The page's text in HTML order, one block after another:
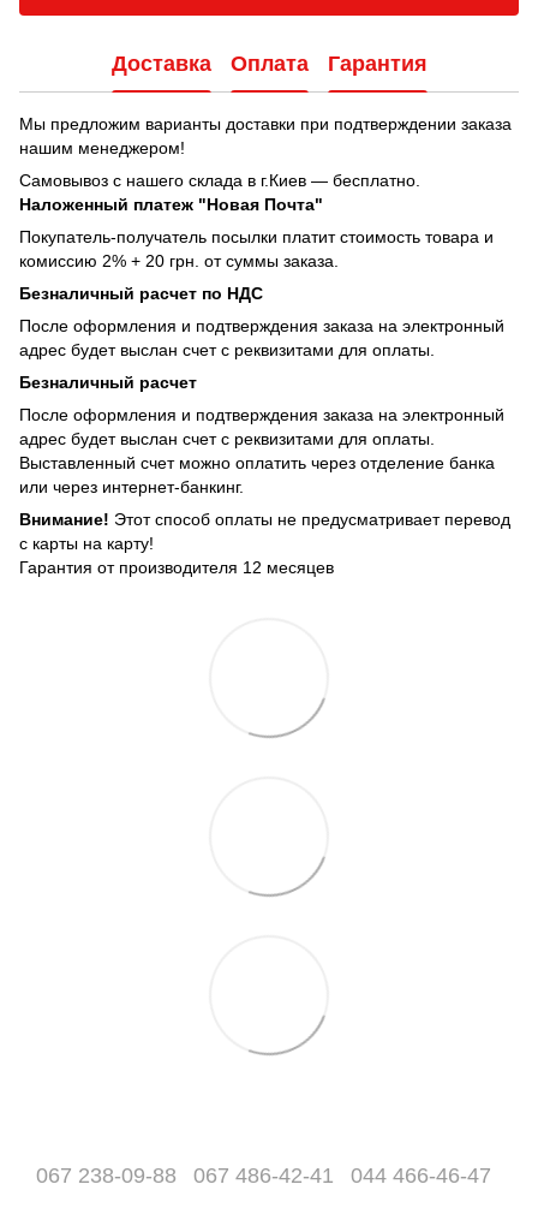
Доставка Оплата Гарантия
Мы предложим варианты доставки при подтверждении заказа
нашим менеджером!
Самовывоз с нашего склада в г.Киев — бесплатно.
Наложенный платеж "Новая Почта"
Покупатель-получатель посылки платит стоимость товара и
комиссию 2% + 20 грн. от суммы заказа.
Безналичный расчет по НДС
После оформления и подтверждения заказа на электронный
адрес будет выслан счет с реквизитами для оплаты.
Безналичный расчет
После оформления и подтверждения заказа на электронный
адрес будет выслан счет с реквизитами для оплаты.
Выставленный счет можно оплатить через отделение банка
или через интернет-банкинг.
Внимание! Этот способ оплаты не предусматривает перевод
с карты на карту!
Гарантия от производителя 12 месяцев
067 238-09-88 067 486-42-41 044 466-46-47